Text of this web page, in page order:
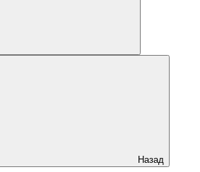
Назад